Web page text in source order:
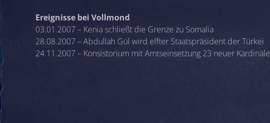
Ereignisse bei Vollmond
03.01.2007 – Kenia schließt die Grenze zu Somalia
28.08.2007 – Abdullah Gül wird elfter Staatspräsident der Türkei
24.11.2007 – Konsistorium mit Amtseinsetzung 23 neuer Kardinäle